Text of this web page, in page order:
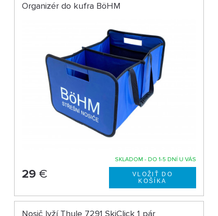
Organizér do kufra BöHM
SKLADOM - DO 1-5 DNÍ U VÁS
29 €
Nosič lyží Thule 7291 SkiClick 1 pár